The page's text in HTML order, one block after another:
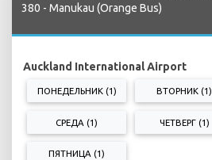
380 - Manukau (Orange Bus)
Auckland International Airport
ПОНЕДЕЛЬНИК (1) ВТОРНИК (1)
СРЕДА (1) ЧЕТВЕРГ (1)
ПЯТНИЦА (1)